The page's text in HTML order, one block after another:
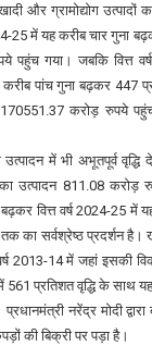
और ग्रामोद्योग
25 में यह करीब चार गुना
गया। जबकि वित्त
पांच गुना बढ़कर 447
170551.37 करोड़ रुपये
में भी अभूतपूर्व वृद्धि
उत्पादन 811.08 करोड़
वित्त वर्ष 2024-25
सर्वश्रेष्ठ प्रदर्शन है।
2013-14 में जहां इसकी
561 प्रतिशत वृद्धि के साथ
नरेंद्र मोदी
की बिक्री पर पड़ा है।